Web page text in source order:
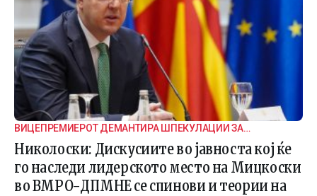
ВИЦЕПРЕМИЕРОТ ДЕМАНТИРА ШПЕКУЛАЦИИ ЗА
ВНАТРЕПАРТИСКИ ПОДЕЛБИ
Николоски: Дискусиите во јавноста кој ќе
го наследи лидерското место на Мицкоски
во ВМРО-ДПМНЕ се спинови и теории на